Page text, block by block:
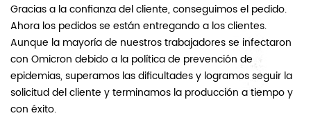
Gracias a la confianza del cliente, conseguimos el pedido.
Ahora los pedidos se están entregando a los clientes.
Aunque la mayoría de nuestros trabajadores se infectaron
con Omicron debido a la política de prevención de
epidemias, superamos las dificultades y logramos seguir la
solicitud del cliente y terminamos la producción a tiempo y
con éxito.